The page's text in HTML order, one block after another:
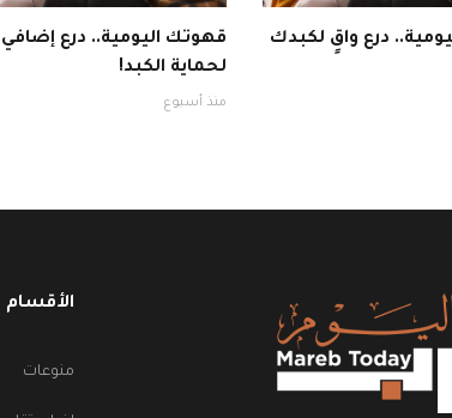
درع واقٍ لكبدك
قهوتك اليومية.. درع إضافي
لحماية الكبد!
منذ أسبوع
الأقسام
منوعات